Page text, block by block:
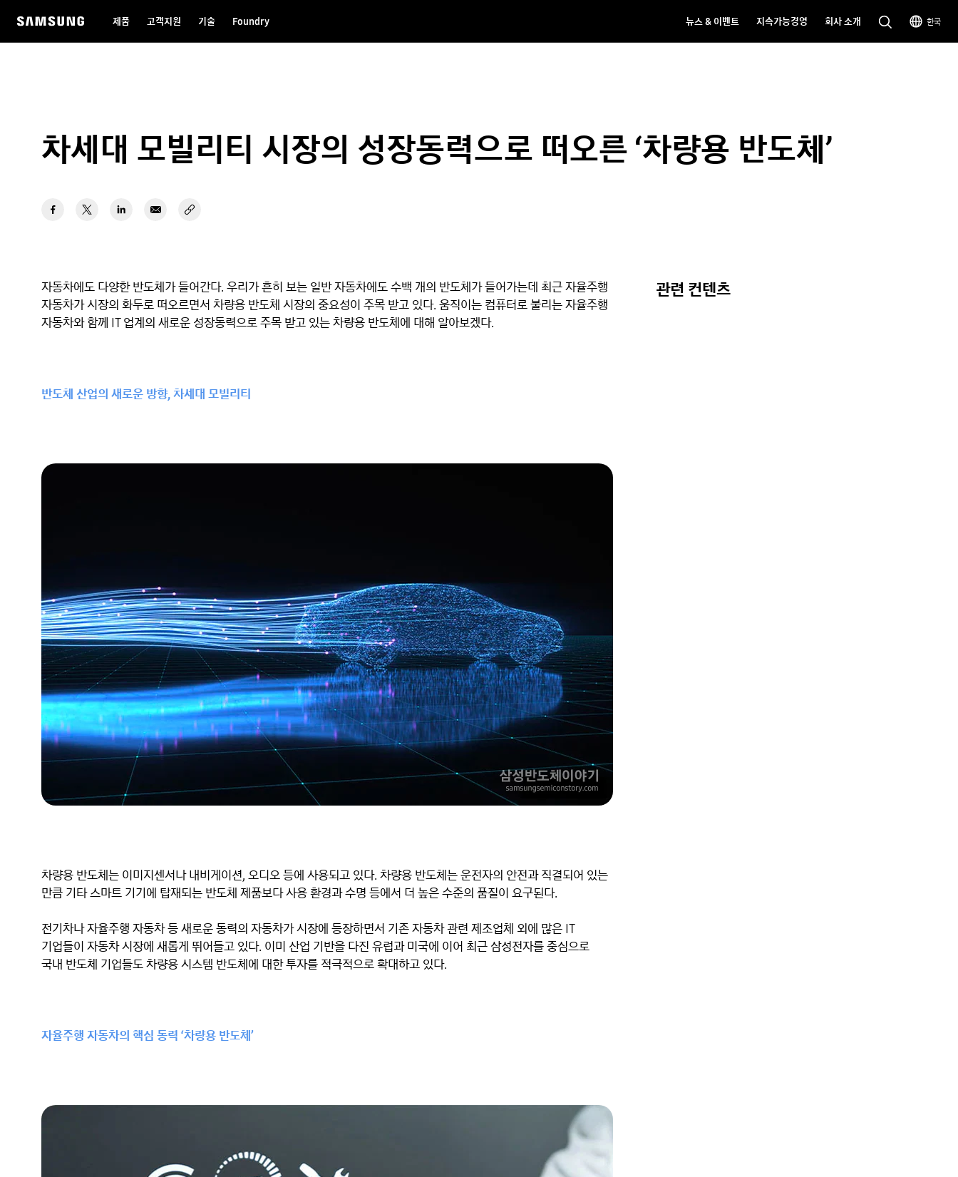
제품 고객지원 기술 Foundry 뉴스 & 이벤트 지속가능경영 회사 소개 한국
차세대 모빌리티 시장의 성장동력으로 떠오른 ‘차량용 반도체’
자동차에도 다양한 반도체가 들어간다. 우리가 흔히 보는 일반 자동차에도 수백 개의 반도체가 들어가는데 최근 자율주행
자동차가 시장의 화두로 떠오르면서 차량용 반도체 시장의 중요성이 주목 받고 있다. 움직이는 컴퓨터로 불리는 자율주행
자동차와 함께 IT 업계의 새로운 성장동력으로 주목 받고 있는 차량용 반도체에 대해 알아보겠다.
반도체 산업의 새로운 방향, 차세대 모빌리티
차량용 반도체는 이미지센서나 내비게이션, 오디오 등에 사용되고 있다. 차량용 반도체는 운전자의 안전과 직결되어 있는
만큼 기타 스마트 기기에 탑재되는 반도체 제품보다 사용 환경과 수명 등에서 더 높은 수준의 품질이 요구된다.
전기차나 자율주행 자동차 등 새로운 동력의 자동차가 시장에 등장하면서 기존 자동차 관련 제조업체 외에 많은 IT
기업들이 자동차 시장에 새롭게 뛰어들고 있다. 이미 산업 기반을 다진 유럽과 미국에 이어 최근 삼성전자를 중심으로
국내 반도체 기업들도 차량용 시스템 반도체에 대한 투자를 적극적으로 확대하고 있다.
자율주행 자동차의 핵심 동력 ‘차량용 반도체’
관련 컨텐츠